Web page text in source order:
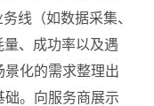
线（如数据采集、
、成功率以及遇
化的需求整理出
础。向服务商展示